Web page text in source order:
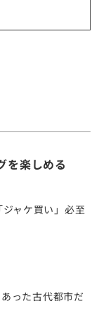
を楽しめる
ャケ買い」必至
った古代都市だ